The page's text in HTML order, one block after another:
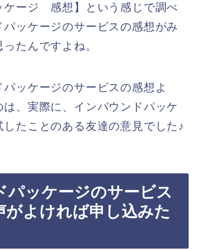
ケージ 感想】という感じで調べ
ッケージのサービスの感想がみ
たんですよね。
ッケージのサービスの感想よ
は、実際に、インバウンドパッケ
たことのある友達の意見でした♪
パッケージのサービス
がよければ申し込みた